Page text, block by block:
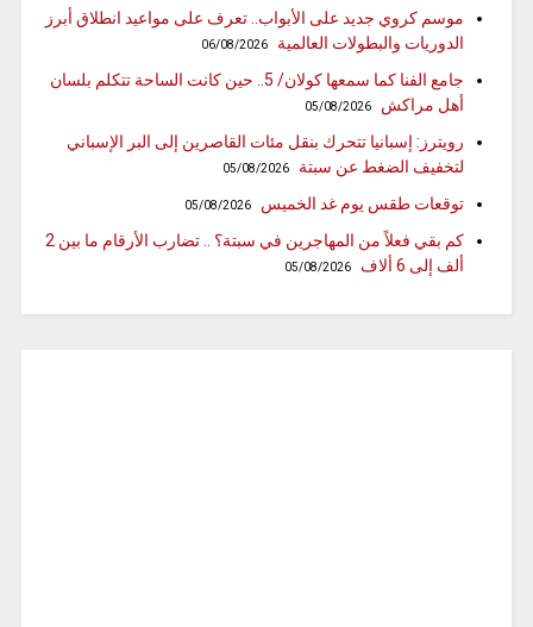
موسم كروي جديد على الأبواب.. تعرف على مواعيد انطلاق أبرز
الدوريات والبطولات العالمية
06/08/2026
جامع الفنا كما سمعها كولان/ 5.. حين كانت الساحة تتكلم بلسان
أهل مراكش
05/08/2026
رويترز: إسبانيا تتحرك بنقل مئات القاصرين إلى البر الإسباني
لتخفيف الضغط عن سبتة
05/08/2026
توقعات طقس يوم غد الخميس 05/08/2026
كم بقي فعلاً من المهاجرين في سبتة؟ .. تضارب الأرقام ما بين 2
ألف إلى 6 ألاف
05/08/2026